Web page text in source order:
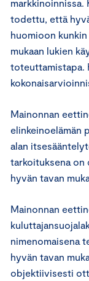
markkinoinnissa.
todettu, että
huomioon
mukaan lukien
toteuttamistapa.
Mainonnan
elinkeinoelämän
alan
tarkoituksena on
hyvän tavan
Mainonnan
nimenomaisena
hyvän tavan
objektiivisesti